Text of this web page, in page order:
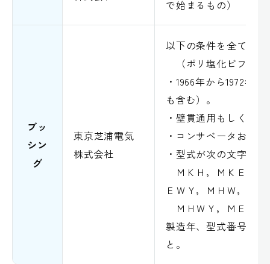
で始まるもの）
ブッ
シン
グ
東京芝浦電気
株式会社
以下の条件を全て満
（ポリ塩化ビフェニ
・1966年から1972年
も含む）。
・壁貫通用もしくは
・コンサベータおよ
・型式が次の文字で
ＭＫＨ，ＭＫＥＨ１
ＥＷＹ，ＭＨＷ，
ＭＨＷＹ，ＭＥＨＷ
製造年、型式番号は
と。